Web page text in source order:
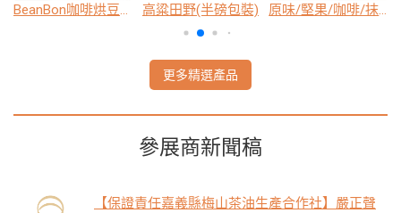
BeanBon咖啡烘豆機 高粱田野(半磅包裝) 原味/堅果/咖啡/抹茶/薑糖/肉桂可可任選 12 盒 2799 元
更多精選產品
參展商新聞稿
【保證責任嘉義縣梅山茶油生產合作社】嚴正聲